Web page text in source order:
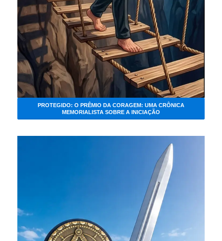
PROTEGIDO: O PRÊMIO DA CORAGEM: UMA CRÔNICA
MEMORIALISTA SOBRE A INICIAÇÃO